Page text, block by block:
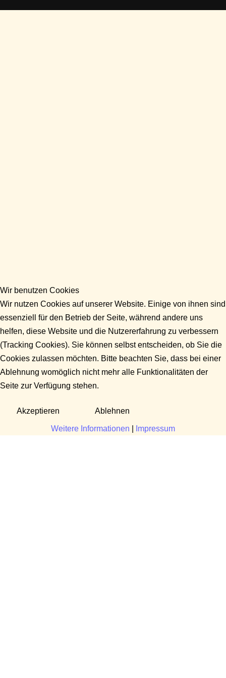
Wir benutzen Cookies
Wir nutzen Cookies auf unserer Website. Einige von ihnen sind
essenziell für den Betrieb der Seite, während andere uns
helfen, diese Website und die Nutzererfahrung zu verbessern
(Tracking Cookies). Sie können selbst entscheiden, ob Sie die
Cookies zulassen möchten. Bitte beachten Sie, dass bei einer
Ablehnung womöglich nicht mehr alle Funktionalitäten der
Seite zur Verfügung stehen.
Akzeptieren Ablehnen
Weitere Informationen Impressum